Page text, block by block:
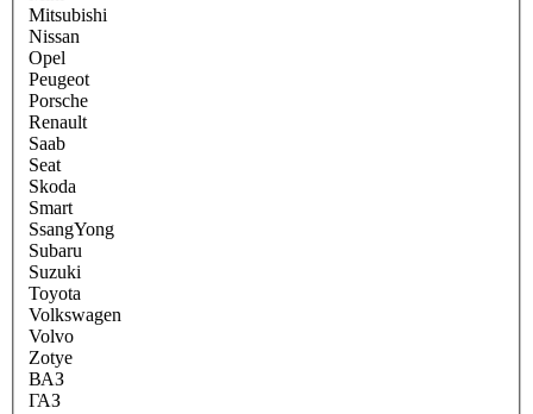
Mitsubishi
Nissan
Opel
Peugeot
Porsche
Renault
Saab
Seat
Skoda
Smart
SsangYong
Subaru
Suzuki
Toyota
Volkswagen
Volvo
Zotye
ВАЗ
ГАЗ